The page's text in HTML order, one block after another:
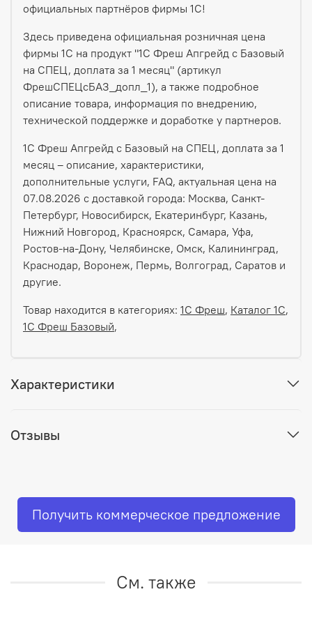
официальных партнёров фирмы 1С!
Здесь приведена официальная розничная цена
фирмы 1С на продукт "1С Фреш Апгрейд с Базовый
на СПЕЦ, доплата за 1 месяц" (артикул
ФрешСПЕЦсБАЗ_допл_1), а также подробное
описание товара, информация по внедрению,
технической поддержке и доработке у партнеров.
1С Фреш Апгрейд с Базовый на СПЕЦ, доплата за 1
месяц – описание, характеристики,
дополнительные услуги, FAQ, актуальная цена на
07.08.2026 с доставкой города: Москва, Санкт-
Петербург, Новосибирск, Екатеринбург, Казань,
Нижний Новгород, Красноярск, Самара, Уфа,
Ростов-на-Дону, Челябинске, Омск, Калининград,
Краснодар, Воронеж, Пермь, Волгоград, Саратов и
другие.
Товар находится в категориях: 1С Фреш, Каталог 1С,
1С Фреш Базовый,
Характеристики
Отзывы
Получить коммерческое предложение
См. также